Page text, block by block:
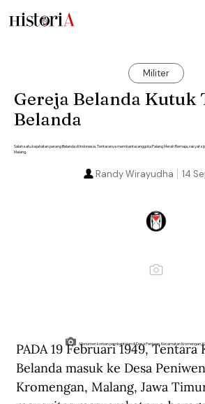
Militer
Gereja Belanda Kutuk
Belanda
Salah satu kejahatan perang Belanda di Indonesia. Tentaranya membantai anggota Palang Merah Remaja, rakyat
Malang.
14
Randy Wirayudha
Monumen korban pembantaian di Desa Peniwen, Kecamatan Kromengan,
PADA 19 Februari 1949, Tentara
Belanda masuk ke Desa
Kromengan, Malang, Jawa